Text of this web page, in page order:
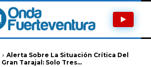
Alerta Sobre La Situación Crítica Del
Tarajal: Solo Tres...